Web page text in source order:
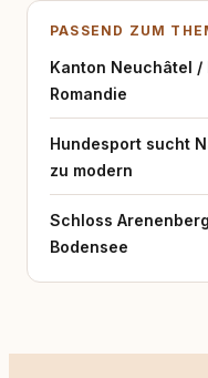
PASSEND ZUM
Kanton Neuchâtel /
Romandie
Hundesport sucht
zu modern
Schloss
Bodensee